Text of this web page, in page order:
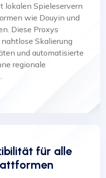
lokalen Spieleservern
wie Douyin und
Diese Proxys
Skalierung
und automatisierte
regionale
für alle